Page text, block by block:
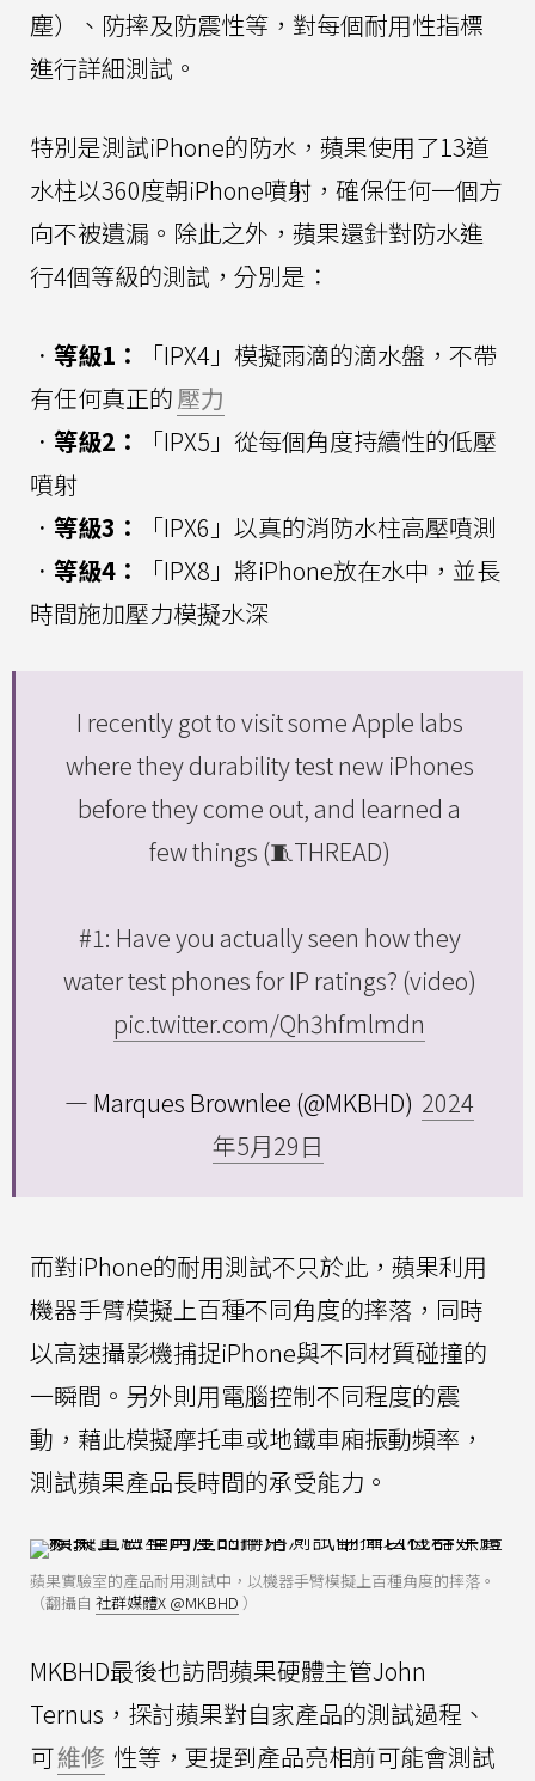
塵）、防摔及防震性等，對每個耐用性指標
進行詳細測試。
特別是測試iPhone的防水，蘋果使用了13道
水柱以360度朝iPhone噴射，確保任何一個方
向不被遺漏。除此之外，蘋果還針對防水進
行4個等級的測試，分別是：
． 等級1：
「IPX4」模擬雨滴的滴水盤，不帶
有任何真正的壓力
． 等級2：
「IPX5」從每個角度持續性的低壓
噴射
． 等級3：
「IPX6」以真的消防水柱高壓噴測
． 等級4：
「IPX8」將iPhone放在水中，並長
時間施加壓力模擬水深
I recently got to visit some Apple labs
where they durability test new iPhones
before they come out, and learned a
few things (🧵THREAD)
#1: Have you actually seen how they
water test phones for IP ratings? (video)
pic.twitter.com/Qh3hfmlmdn
— Marques Brownlee (@MKBHD) 2024
年5月29日
而對iPhone的耐用測試不只於此，蘋果利用
機器手臂模擬上百種不同角度的摔落，同時
以高速攝影機捕捉iPhone與不同材質碰撞的
一瞬間。另外則用電腦控制不同程度的震
動，藉此模擬摩托車或地鐵車廂振動頻率，
測試蘋果產品長時間的承受能力。
蘋果實驗室的產品耐用測試中，以機器手臂模擬上百種角度的摔落。
（翻攝自 社群媒體X @MKBHD ）
MKBHD最後也訪問蘋果硬體主管John
Ternus，探討蘋果對自家產品的測試過程、
可維修 性等，更提到產品亮相前可能會測試